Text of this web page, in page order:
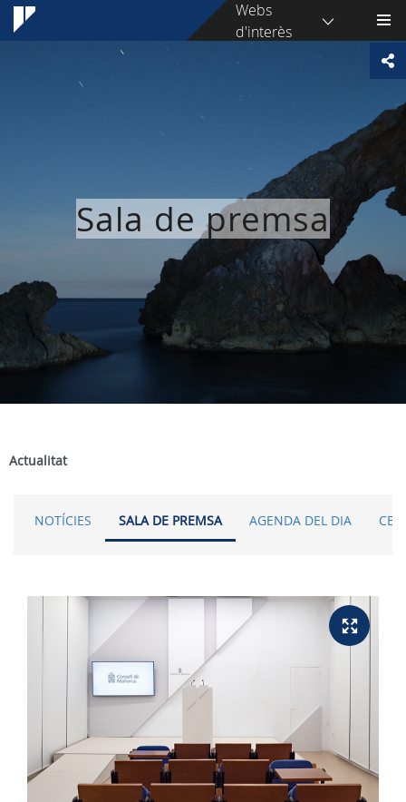
Webs
d'interès
Sala de premsa
Actualitat
NOTÍCIES SALA DE PREMSA AGENDA DEL DIA